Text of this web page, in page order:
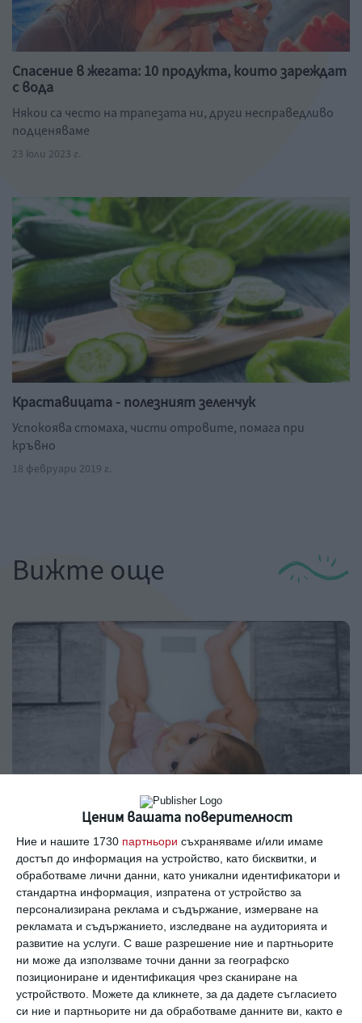
Ценим вашата поверителност
Ние и нашите 1730 партньори съхраняваме и/или имаме
достъп до информация на устройство, като бисквитки, и
обработваме лични данни, като уникални идентификатори и
стандартна информация, изпратена от устройство за
персонализирана реклама и съдържание, измерване на
рекламата и съдържанието, изследване на аудиторията и
развитие на услуги. С ваше разрешение ние и партньорите
ни може да използваме точни данни за географско
позициониране и идентификация чрез сканиране на
устройството. Можете да кликнете, за да дадете съгласието
си ние и партньорите ни да обработваме данните ви, както е
Спасение в жегата: 10 продукта, които зареждат
с вода
Някои са често на трапезата ни, други несправедливо
подценяваме
23 юли 2023 г.
Краставицата - полезният зеленчук
Успокоява стомаха, чисти отровите, помага при
кръвно
18 февруари 2019 г.
Вижте още
Ръст и тегло на бебето до 1 година
Какви са нормите месец по месец и на какво може
да се дължат отклоненията от тях
07 август 2019 г.